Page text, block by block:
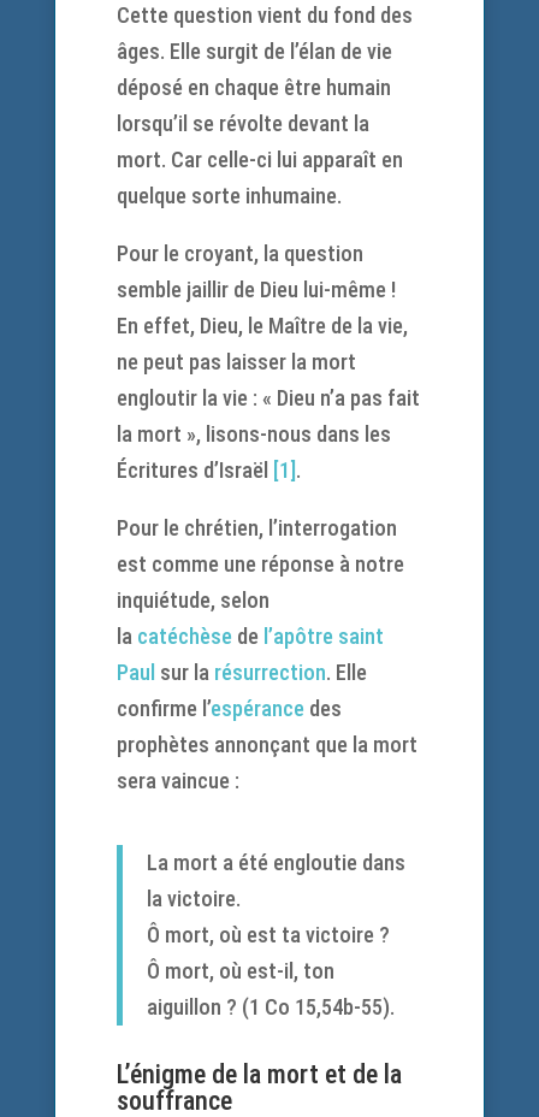
Cette question vient du fond des
âges. Elle surgit de l’élan de vie
déposé en chaque être humain
lorsqu’il se révolte devant la
mort. Car celle-ci lui apparaît en
quelque sorte inhumaine.
Pour le croyant, la question
semble jaillir de Dieu lui-même !
En effet, Dieu, le Maître de la vie,
ne peut pas laisser la mort
engloutir la vie : « Dieu n’a pas fait
la mort », lisons-nous dans les
Écritures d’Israël [1].
Pour le chrétien, l’interrogation
est comme une réponse à notre
inquiétude, selon
la catéchèse de l’apôtre saint
Paul sur la résurrection. Elle
confirme l’espérance des
prophètes annonçant que la mort
sera vaincue :
La mort a été engloutie dans
la victoire.
Ô mort, où est ta victoire ?
Ô mort, où est-il, ton
aiguillon ? (1 Co 15,54b-55).
L’énigme de la mort et de la
souffrance